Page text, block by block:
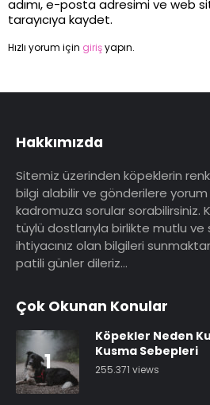
adımı, e-posta adresimi ve web
tarayıcıya kaydet.
Hızlı yorum için girişyapın.
Hakkımızda
Sitemiz üzerinden köpeklerin renkli
bilgi alabilir ve gönderilere
kadromuza sorular sorabilirsiniz.
tüylü dostlarıyla birlikte mutlu ve
ihtiyacınız olan bilgileri
patili günler dileriz…
Çok Okunan Konular
1
Köpekler Neden
Kusma Sebepleri
255.371 views